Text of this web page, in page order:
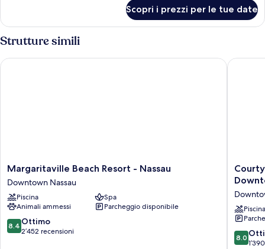
Scopri i prezzi per le tue date
Strutture simili
Margaritaville
Beach
Resort
-
Nassau
Downtown
Nassau
Margaritaville Beach Resort - Nassau
Downtown Nassau
Piscina
Spa
Animali ammessi
Parcheggio disponibile
8.4
su
8.4 Ottimo
2’452 recensioni
Margaritaville Beach Resort - Nassau
by
Nassau
Beach
Nassau
Piscina
8.0
su
8.0